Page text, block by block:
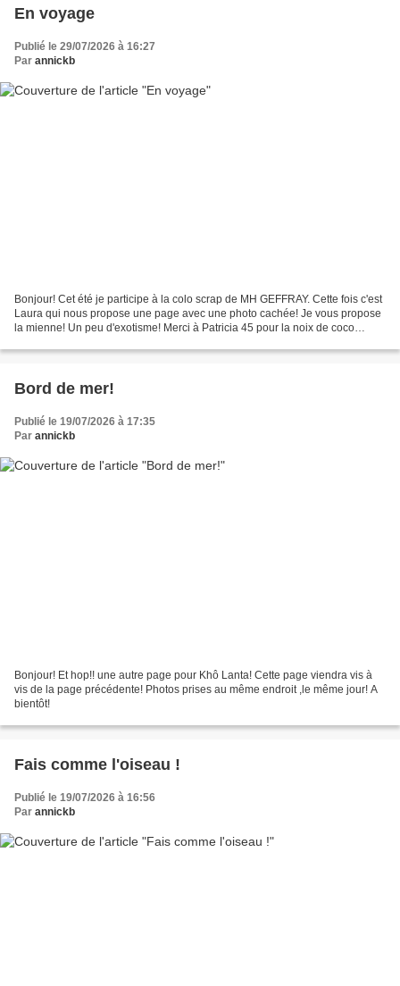
En voyage
Publié le 29/07/2026 à 16:27
Par annickb
Bonjour! Cet été je participe à la colo scrap de MH GEFFRAY. Cette fois c'est
Laura qui nous propose une page avec une photo cachée! Je vous propose
la mienne! Un peu d'exotisme! Merci à Patricia 45 pour la noix de coco
Bord de mer!
Publié le 19/07/2026 à 17:35
Par annickb
Bonjour! Et hop!! une autre page pour Khô Lanta! Cette page viendra vis à
vis de la page précédente! Photos prises au même endroit ,le même jour! A
bientôt!
Fais comme l'oiseau !
Publié le 19/07/2026 à 16:56
Par annickb